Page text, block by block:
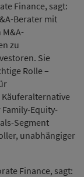
Finance, sagt:
Berater mit
zu
Sie
Rolle –
Equity-
Segment
unabhängiger
Finance, sagt: